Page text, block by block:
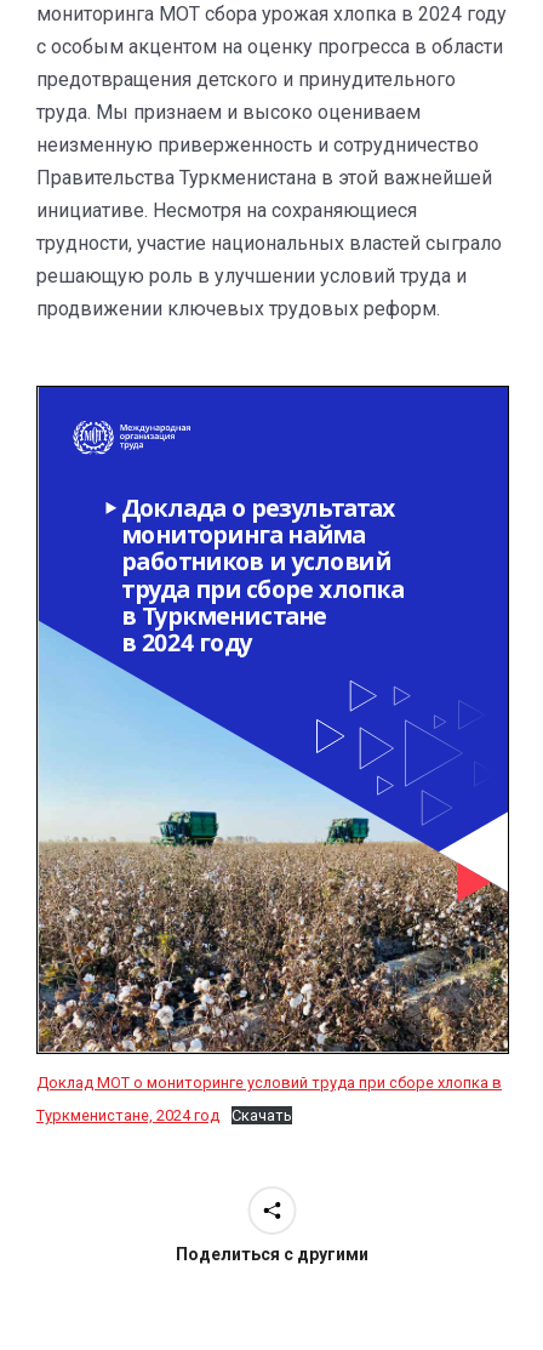
мониторинга МОТ сбора урожая хлопка в 2024 году
с особым акцентом на оценку прогресса в области
предотвращения детского и принудительного
труда. Мы признаем и высоко оцениваем
неизменную приверженность и сотрудничество
Правительства Туркменистана в этой важнейшей
инициативе. Несмотря на сохраняющиеся
трудности, участие национальных властей сыграло
решающую роль в улучшении условий труда и
продвижении ключевых трудовых реформ.
Доклад МОТ о мониторинге условий труда при сборе хлопка в
Туркменистане, 2024 год
Скачать
Поделиться с другими